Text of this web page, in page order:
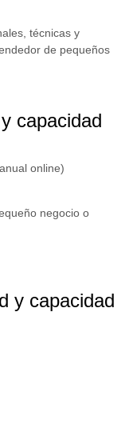
técnicas y
de pequeños
capacidad
online)
negocio o
y capacidad